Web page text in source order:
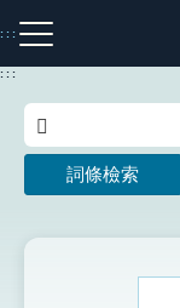
到
主
:::
注音索引圖示
:::
詞條檢索